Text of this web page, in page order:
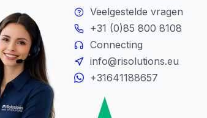
Veelgestelde vragen
+31 (0)85 800 8108
Connecting
info@risolutions.eu
+31641188657